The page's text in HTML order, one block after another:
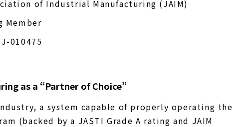
of Industrial Manufacturing (JAIM)
Member
010475
as a “Partner of Choice”
a system capable of properly operating the
(backed by a JASTI Grade A rating and JAIM